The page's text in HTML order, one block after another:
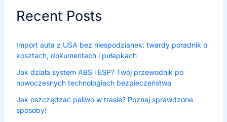
Recent Posts
Import auta z USA bez niespodzianek: twardy poradnik o
kosztach, dokumentach i pułapkach
Jak działa system ABS i ESP? Twój przewodnik po
nowoczesnych technologiach bezpieczeństwa
Jak oszczędzać paliwo w trasie? Poznaj sprawdzone
sposoby!